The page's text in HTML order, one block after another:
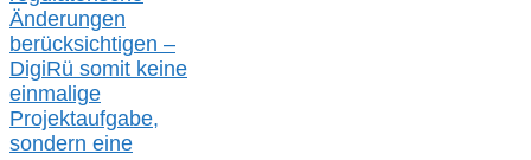
Änderungen
berücksichtigen –
DigiRü somit keine
einmalige
Projektaufgabe,
sondern eine